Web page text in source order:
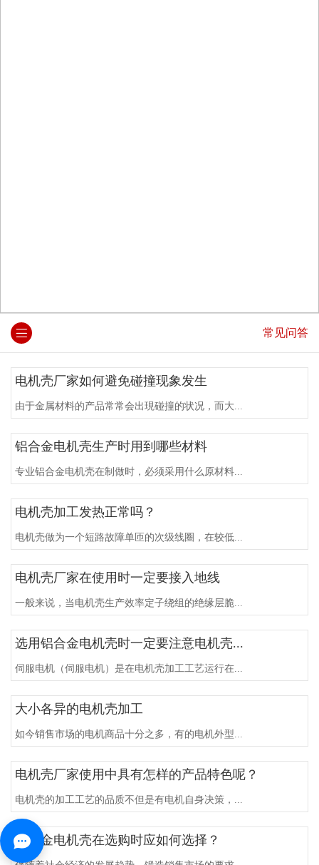
常见问答
电机壳厂家如何避免碰撞现象发生
由于金属材料的产品常常会出現碰撞的状况，而大...
铝合金电机壳生产时用到哪些材料
专业铝合金电机壳在制做时，必须采用什么原材料...
电机壳加工发热正常吗？
电机壳做为一个短路故障单匝的次级线圈，在较低...
电机壳厂家在使用时一定要接入地线
一般来说，当电机壳生产效率定子绕组的绝缘层脆...
选用铝合金电机壳时一定要注意电机壳...
伺服电机（伺服电机）是在电机壳加工工艺运行在...
大小各异的电机壳加工
如今销售市场的电机商品十分之多，有的电机外型...
电机壳厂家使用中具有怎样的产品特色呢？
电机壳的加工工艺的品质不但是有电机自身决策，...
铝合金电机壳在选购时应如何选择？